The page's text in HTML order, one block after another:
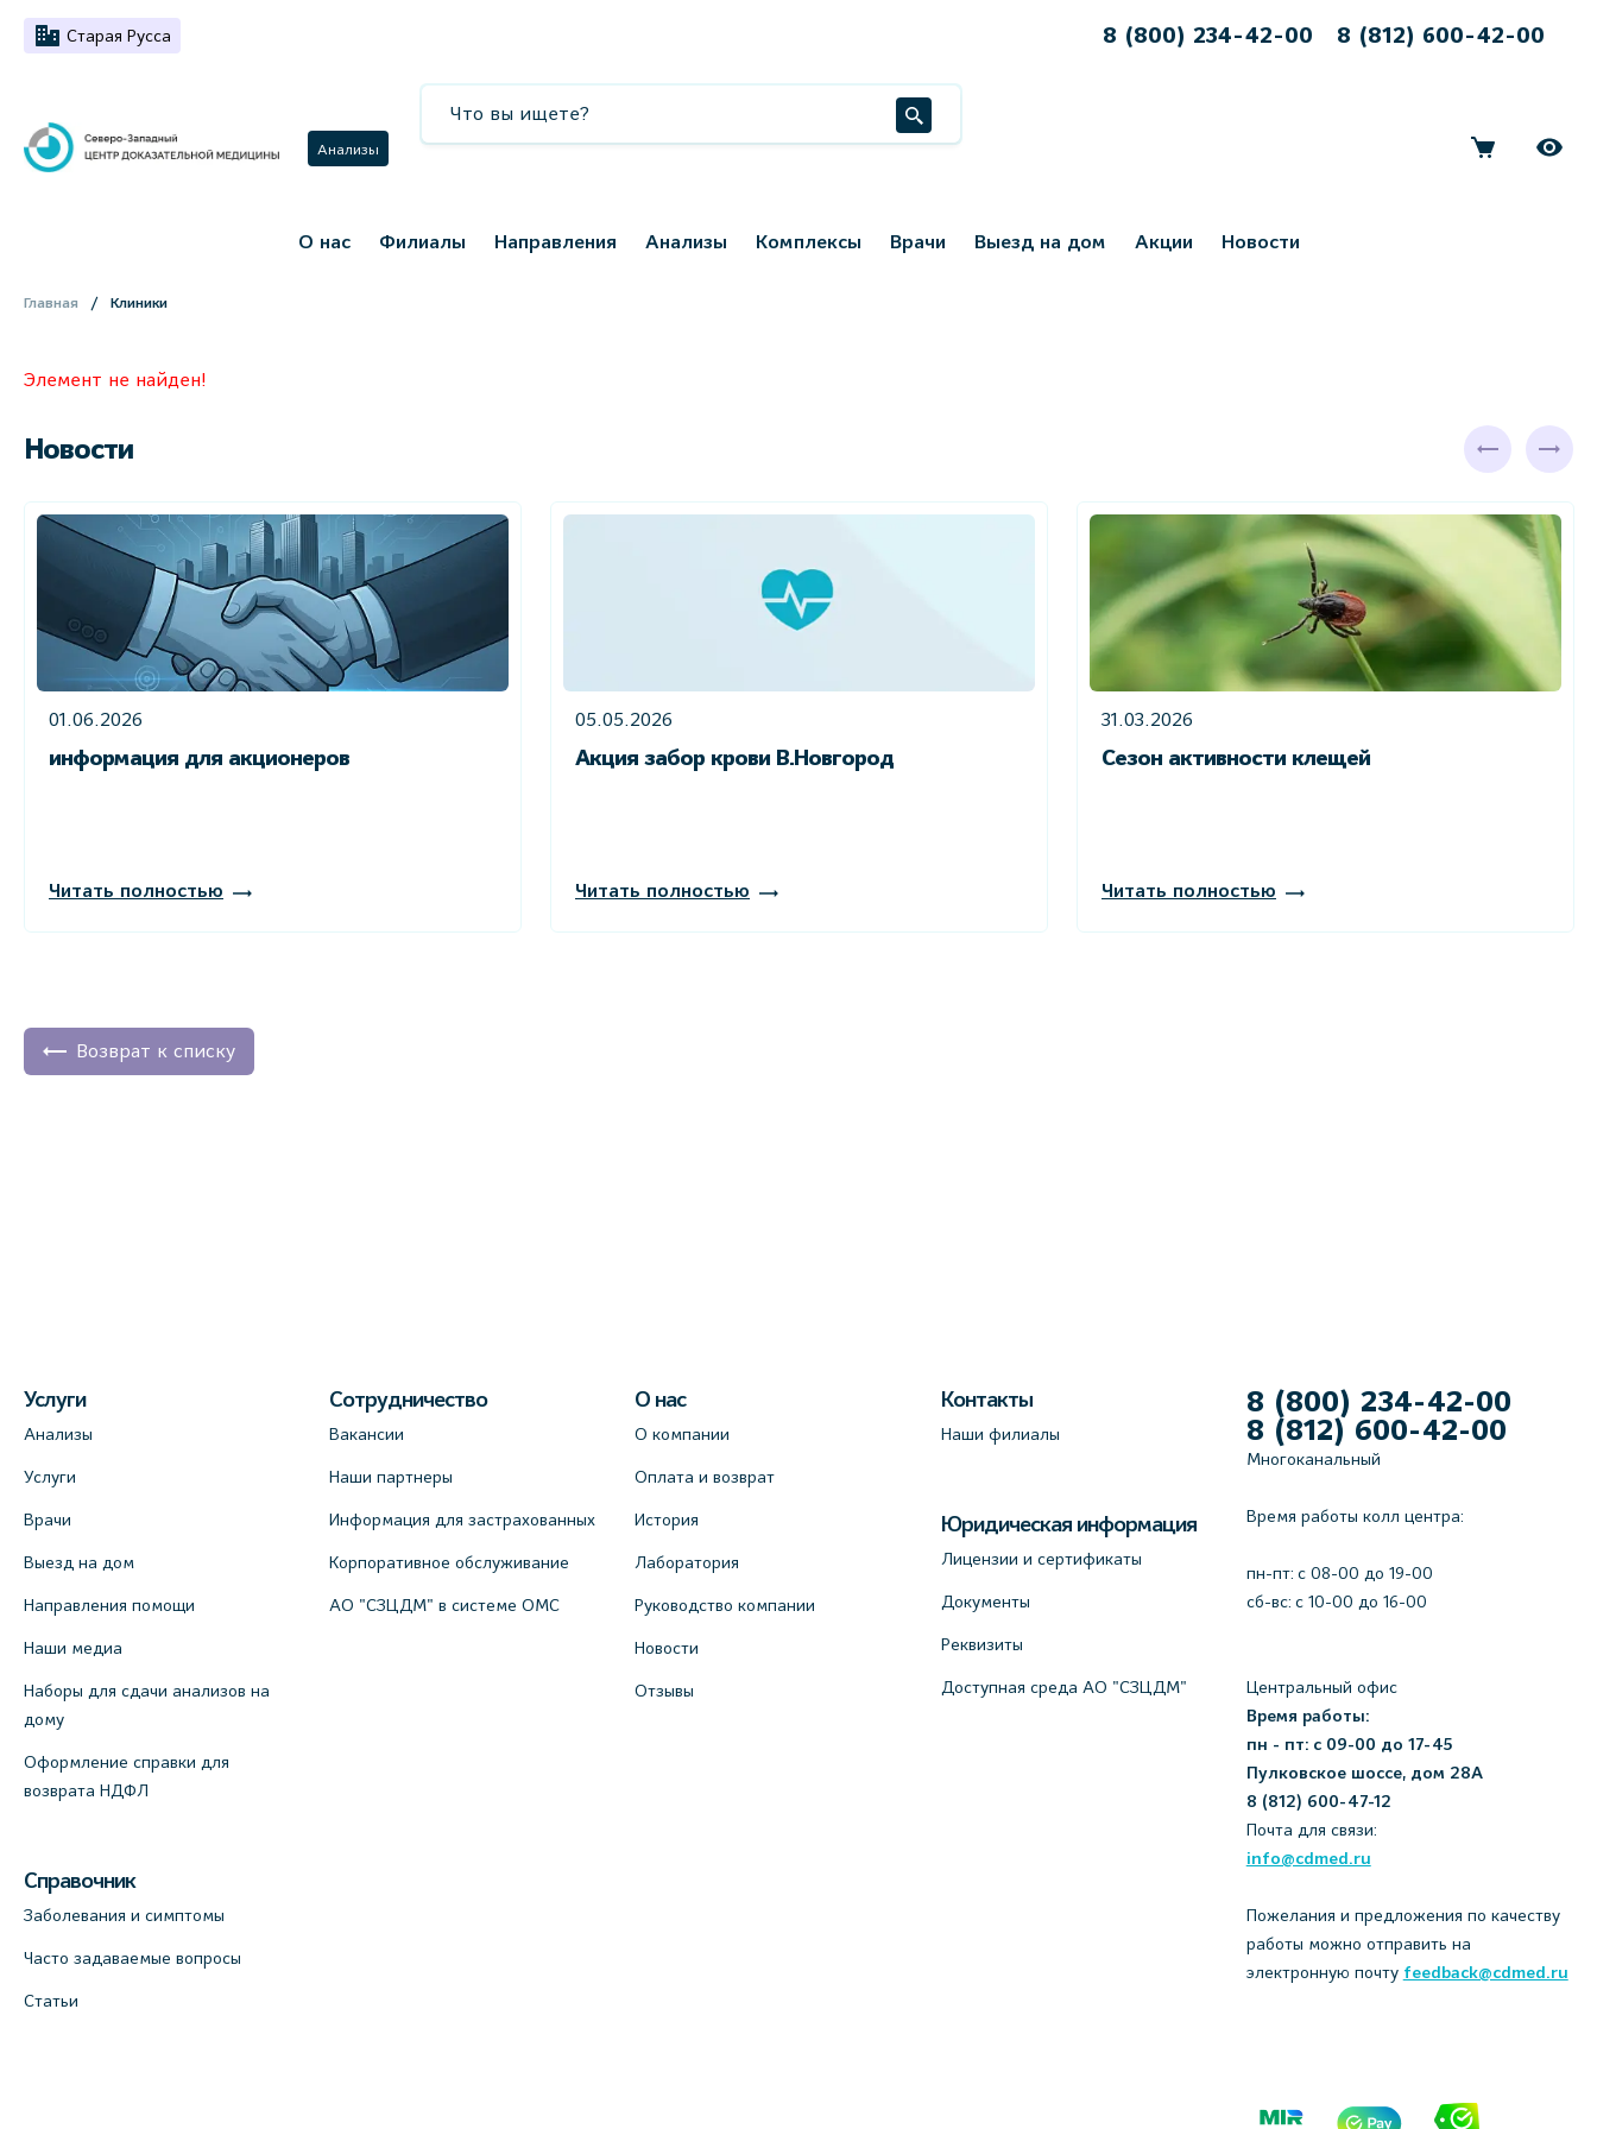
Старая Русса 8 (800) 234-42-00 8 (812) 600-42-00
Анализы
О нас Филиалы Направления Анализы Комплексы Врачи Выезд на дом Акции Новости
Главная Клиники
Элемент не найден!
Новости
01.06.2026
информация для акционеров
Читать полностью
05.05.2026
Акция забор крови В.Новгород
Читать полностью
31.03.2026
Сезон активности клещей
Читать полностью
Возврат к списку
Услуги
Анализы
Услуги
Врачи
Выезд на дом
Направления помощи
Наши медиа
Наборы для сдачи анализов на
дому
Оформление справки для
возврата НДФЛ
Справочник
Заболевания и симптомы
Часто задаваемые вопросы
Статьи
Сотрудничество
Вакансии
Наши партнеры
Информация для застрахованных
Корпоративное обслуживание
АО "СЗЦДМ" в системе ОМС
О нас
О компании
Оплата и возврат
История
Лаборатория
Руководство компании
Новости
Отзывы
Контакты
Наши филиалы
Юридическая информация
Лицензии и сертификаты
Документы
Реквизиты
Доступная среда АО "СЗЦДМ"
8 (800) 234-42-00
8 (812) 600-42-00
Многоканальный
Время работы колл центра:
пн-пт: c 08-00 до 19-00
сб-вс: с 10-00 до 16-00
Центральный офис
Время работы:
пн - пт: с 09-00 до 17-45
Пулковское шоссе, дом 28А
8 (812) 600-47-12
Почта для связи:
info@cdmed.ru
Пожелания и предложения по качеству
работы можно отправить на
электронную почту feedback@cdmed.ru